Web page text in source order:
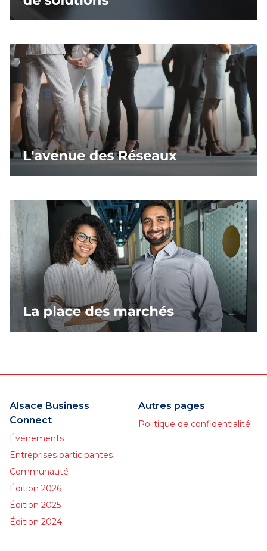
Alsace Business
Connect
Événements
Entreprises participantes
Communauté
Édition 2026
Édition 2025
Édition 2024
Autres pages
Politique de confidentialité